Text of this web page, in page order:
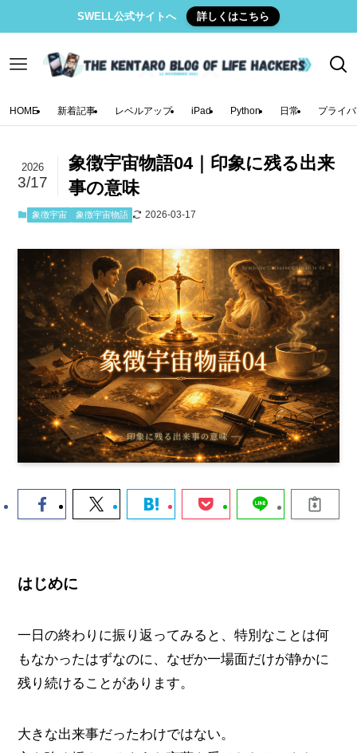
SWELL公式サイトへ 詳しくはこちら
HOME 新着記事 レベルアップ iPad Python 日常 プライ
象徴宇宙物語04｜印象に残る出来
事の意味
2026
3/17
象徴宇宙 象徴宇宙物語 2026-03-17
はじめに
一日の終わりに振り返ってみると、特別なことは何
もなかったはずなのに、なぜか一場面だけが静かに
残り続けることがあります。
大きな出来事だったわけではない。